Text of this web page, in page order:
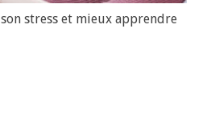
stress et mieux apprendre